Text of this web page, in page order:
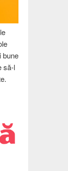
bune
să-l